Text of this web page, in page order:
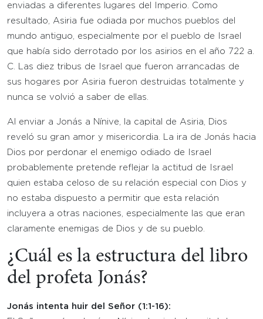
enviadas a diferentes lugares del Imperio. Como
resultado, Asiria fue odiada por muchos pueblos del
mundo antiguo, especialmente por el pueblo de Israel
que había sido derrotado por los asirios en el año 722 a.
C. Las diez tribus de Israel que fueron arrancadas de
sus hogares por Asiria fueron destruidas totalmente y
nunca se volvió a saber de ellas.
Al enviar a Jonás a Nínive, la capital de Asiria, Dios
reveló su gran amor y misericordia. La ira de Jonás hacia
Dios por perdonar el enemigo odiado de Israel
probablemente pretende reflejar la actitud de Israel
quien estaba celoso de su relación especial con Dios y
no estaba dispuesto a permitir que esta relación
incluyera a otras naciones, especialmente las que eran
claramente enemigas de Dios y de su pueblo.
¿Cuál es la estructura del libro
del profeta Jonás?
Jonás intenta huir del Señor (1:1-16):